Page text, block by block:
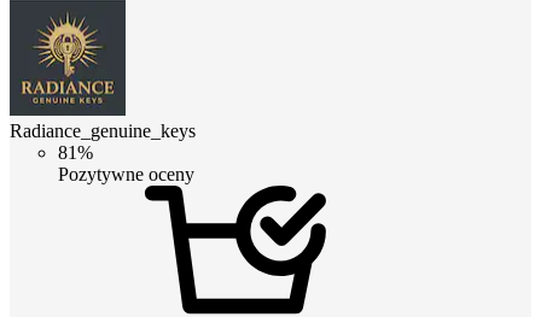
Radiance_genuine_keys
81%
Pozytywne oceny